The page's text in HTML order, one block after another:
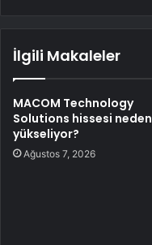
İlgili Makaleler
MACOM Technology
Solutions hissesi neden
yükseliyor?
Ağustos 7, 2026